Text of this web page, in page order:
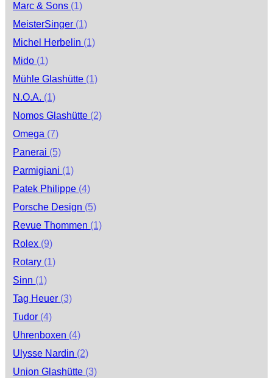
Marc & Sons (1)
MeisterSinger (1)
Michel Herbelin (1)
Mido (1)
Mühle Glashütte (1)
N.O.A. (1)
Nomos Glashütte (2)
Omega (7)
Panerai (5)
Parmigiani (1)
Patek Philippe (4)
Porsche Design (5)
Revue Thommen (1)
Rolex (9)
Rotary (1)
Sinn (1)
Tag Heuer (3)
Tudor (4)
Uhrenboxen (4)
Ulysse Nardin (2)
Union Glashütte (3)